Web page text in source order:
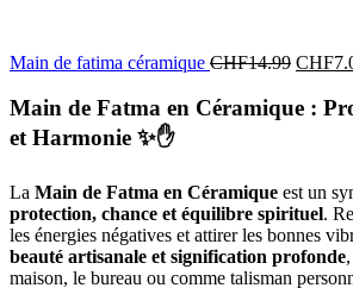
Main de fatima céramique CHF14.99 CHF
Main de Fatma en Céramique :
et Harmonie ✨✋
La Main de Fatma en Céramique est un
protection, chance et équilibre spirituel.
les énergies négatives et attirer les bonnes
beauté artisanale et signification profonde
maison, le bureau ou comme talisman